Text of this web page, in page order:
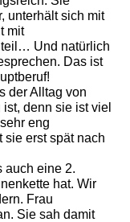
unterhält sich mit
mit
teil… Und natürlich
Das ist
der Alltag von
denn sie ist viel
eng
sie erst spät nach
auch eine 2.
hat. Wir
Frau
Sie sah damit